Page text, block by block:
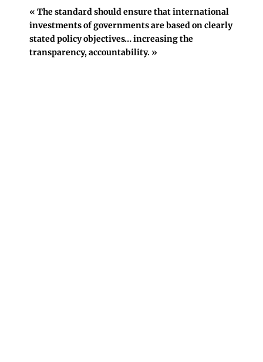
« The standard should ensure that international
investments of governments are based on clearly
stated policy objectives… increasing the
transparency, accountability. »